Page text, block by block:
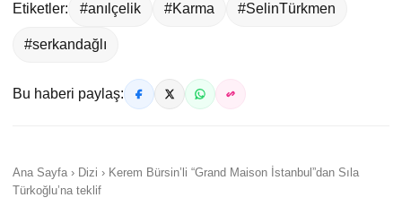
Etiketler: #anılçelik #Karma #SelinTürkmen
#serkandağlı
Bu haberi paylaş:
Ana Sayfa › Dizi › Kerem Bürsin’li “Grand Maison İstanbul”dan Sıla
Türkoğlu’na teklif